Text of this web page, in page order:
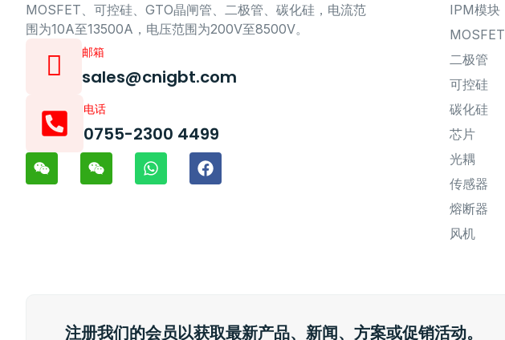
MOSFET、可控硅、GTO晶闸管、二极管、碳化硅，电流范
围为10A至13500A，电压范围为200V至8500V。
邮箱
sales@cnigbt.com
电话
0755-2300 4499
IPM模块
MOSFET
二极管
可控硅
碳化硅
芯片
光耦
传感器
熔断器
风机
注册我们的会员以获取最新产品、新闻、方案或促销活动。